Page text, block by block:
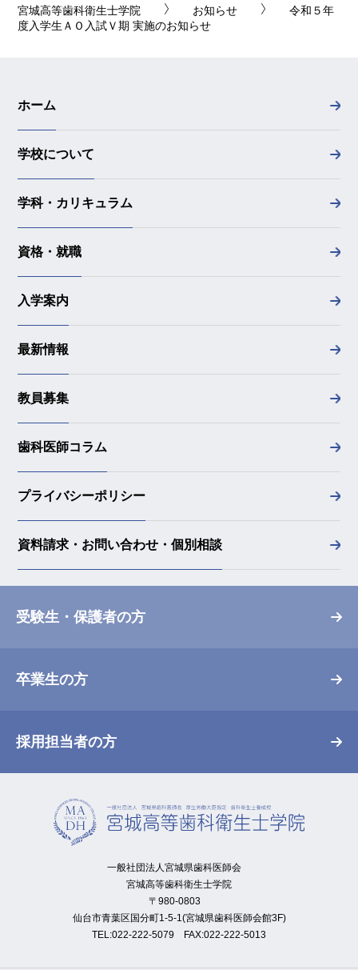
宮城高等歯科衛生士学院 お知らせ
令和５年
度入学生ＡＯ入試Ｖ期 実施のお知らせ
ホーム
学校について
学科・カリキュラム
資格・就職
入学案内
最新情報
教員募集
歯科医師コラム
プライバシーポリシー
資料請求・お問い合わせ・個別相談
受験生・保護者の方
卒業生の方
採用担当者の方
一般社団法人宮城県歯科医師会
宮城高等歯科衛生士学院
〒980-0803
仙台市青葉区国分町1-5-1(宮城県歯科医師会館3F)
TEL:022-222-5079 FAX:022-222-5013